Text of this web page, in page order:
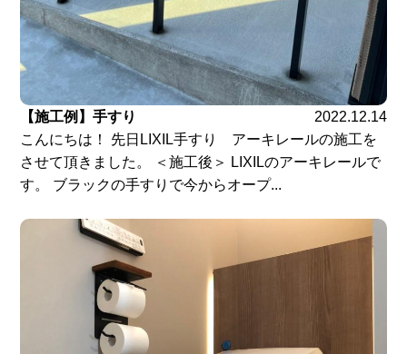
【施工例】手すり
2022.12.14
こんにちは！ 先日LIXIL手すり アーキレールの施工を
させて頂きました。 ＜施工後＞ LIXILのアーキレールで
す。 ブラックの手すりで今からオープ...